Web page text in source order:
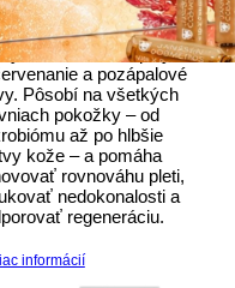
sérum pre
a aknóznu pleť
na akné, zápaly,
a pozápalové
Pôsobí na všetkých
pokožky – od
až po hlbšie
kože – a pomáha
rovnováhu pleti,
nedokonalosti a
regeneráciu.
informácií